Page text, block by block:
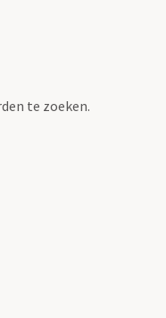
te zoeken.